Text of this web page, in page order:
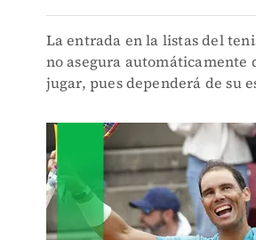
La entrada en la listas del
no asegura automáticamente
jugar, pues dependerá de su